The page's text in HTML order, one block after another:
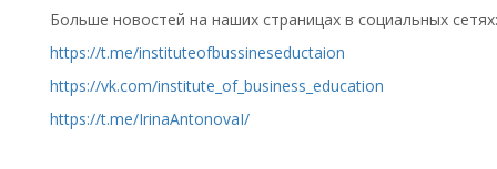
Больше новостей на наших страницах в социальных сетях:
https://t.me/instituteofbussineseductaion
https://vk.com/institute_of_business_education
https://t.me/IrinaAntonovaI/